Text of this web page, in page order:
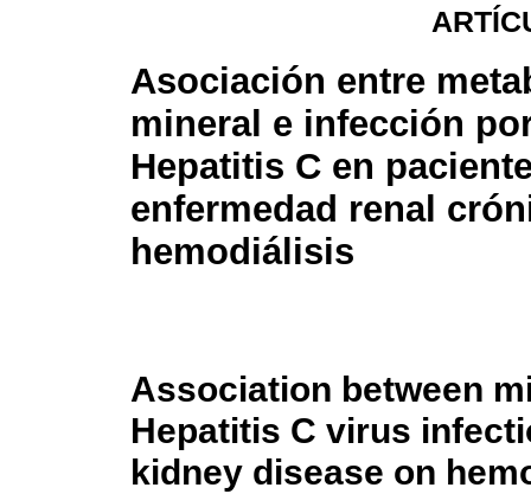
Asociación entre
mineral e infección
Hepatitis C en
enfermedad renal
hemodiálisis
Association between
Hepatitis C virus
kidney disease on